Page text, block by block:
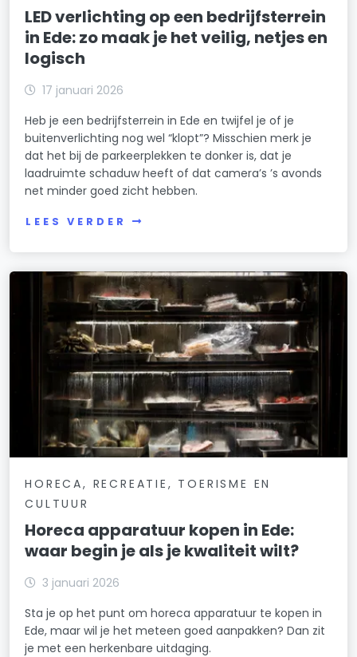
LED verlichting op een bedrijfsterrein
in Ede: zo maak je het veilig, netjes en
logisch
17 januari 2026
Heb je een bedrijfsterrein in Ede en twijfel je of je
buitenverlichting nog wel “klopt”? Misschien merk je
dat het bij de parkeerplekken te donker is, dat je
laadruimte schaduw heeft of dat camera’s ’s avonds
net minder goed zicht hebben.
LEES VERDER
HORECA, RECREATIE, TOERISME EN
CULTUUR
Horeca apparatuur kopen in Ede:
waar begin je als je kwaliteit wilt?
3 januari 2026
Sta je op het punt om horeca apparatuur te kopen in
Ede, maar wil je het meteen goed aanpakken? Dan zit
je met een herkenbare uitdaging.